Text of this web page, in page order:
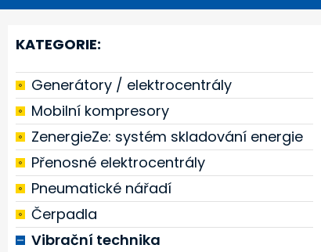
KATEGORIE:
Generátory / elektrocentrály
Mobilní kompresory
ZenergieZe: systém skladování energie
Přenosné elektrocentrály
Pneumatické nářadí
Čerpadla
Vibrační technika